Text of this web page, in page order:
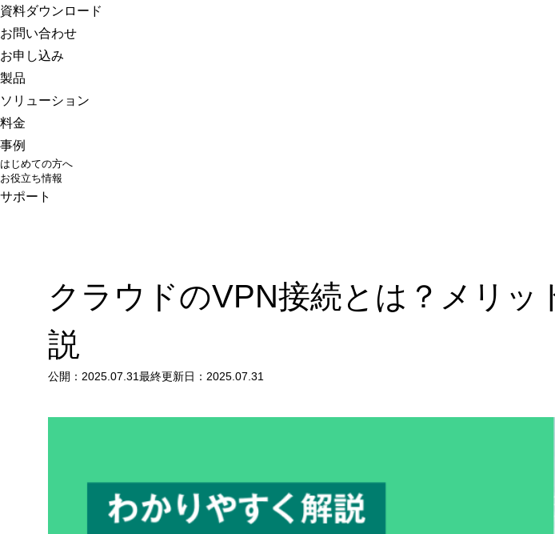
さくらのクラウド
資料ダウンロード
お問い合わせ
お申し込み
製品
ソリューション
料金
事例
はじめての方へ
お役立ち情報
サポート
クラウドのVPN接続とは？メリ
説
公開： 2025.07.31最終更新日： 2025.07.31